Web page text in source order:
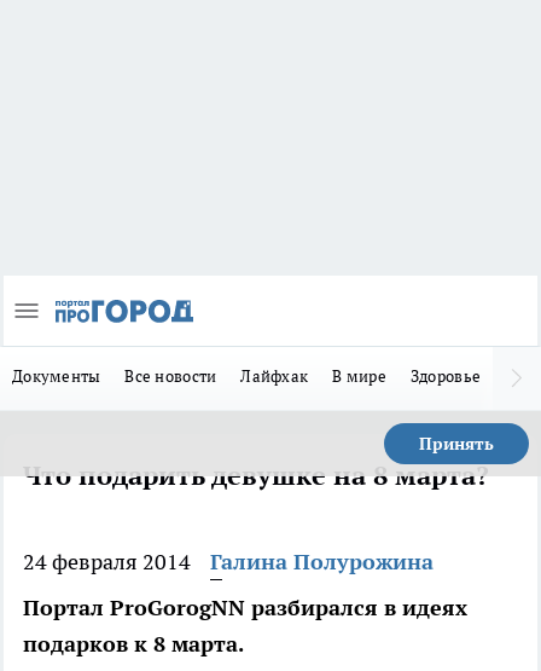
Документы Все новости Лайфхак В мире Здоровье
Принять
Что подарить девушке на 8 марта?
24 февраля 2014
Галина Полурожина
Портал ProGorogNN разбирался в идеях
подарков к 8 марта.